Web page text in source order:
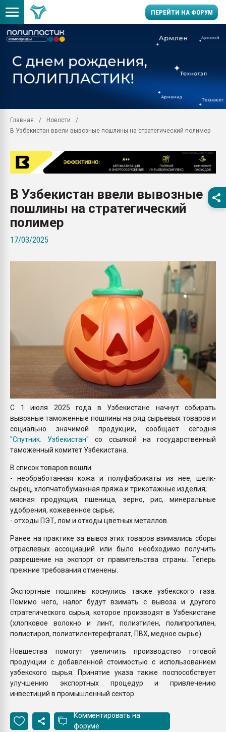
ПЕРЕЙТИ НА ФОРУМ
Подмосковье, Москва
первый план в
ситуацией на
бутылок
Материал поверхности
Продам отходы
поликарбоната и АБС-
ПЕРЕЙТИ НА
Главная
Новости
В Узбекистан ввели вывозные пошлины на стратегический полимер
В Узбекистан ввели вывозные
пошлины на стратегический
полимер
17/03/2025
С 1 июля 2025 года в Узбекистане начнут собирать
вывозные таможенные пошлины на ряд сырьевых товаров и
социально значимой продукции, сообщает сегодня
"Спутник. Узбекистан" со ссылкой на государственный
таможенный комитет Узбекистана.
В список товаров вошли:
- необработанная кожа и полуфабрикаты из нее, шелк-
сырец, хлопчатобумажная пряжа и трикотажные изделия;
мясная продукция, пшеница, зерно, рис, минеральные
удобрения, кожевенное сырье;
- отходы ПЭТ, лом и отходы цветных металлов.
Ранее на практике за вывоз этих товаров взимались сборы
отраслевых ассоциаций или было необходимо получить
разрешение на экспорт от правительства страны. Теперь
прежние требования отменены.
Экспортные пошлины коснулись также узбекского газа.
Помимо него, налог будут взимать с вывоза и другого
стратегического сырья, которое производят в Узбекистане
(хлопковое волокно и линт, полиэтилен, полипропилен,
полистирол, полиэтилентерефталат, ПВХ, медное сырье).
Новшества помогут увеличить производство готовой
продукции с добавленной стоимостью с использованием
узбекского сырья. Принятие указа также поспособствует
улучшению экспортных процедур и привлечению
инвестиций в промышленный сектор.
Комментировать на
форуме